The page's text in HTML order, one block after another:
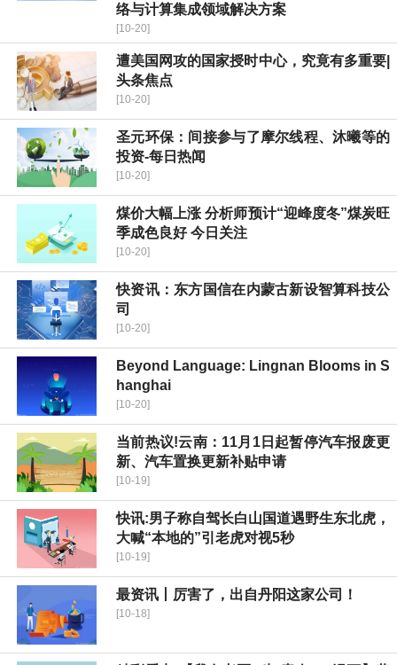
络与计算集成领域解决方案
[10-20]
遭美国网攻的国家授时中心，究竟有多重要|
头条焦点
[10-20]
圣元环保：间接参与了摩尔线程、沐曦等的
投资-每日热闻
[10-20]
煤价大幅上涨 分析师预计“迎峰度冬”煤炭旺
季成色良好 今日关注
[10-20]
快资讯：东方国信在内蒙古新设智算科技公
司
[10-20]
Beyond Language: Lingnan Blooms in S
hanghai
[10-20]
当前热议!云南：11月1日起暂停汽车报废更
新、汽车置换更新补贴申请
[10-19]
快讯:男子称自驾长白山国道遇野生东北虎，
大喊“本地的”引老虎对视5秒
[10-19]
最资讯丨厉害了，出自丹阳这家公司！
[10-18]